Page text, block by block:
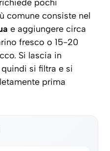
pochi
comune consiste nel
e aggiungere circa
fresco o 15-20
Si lascia in
si filtra e si
prima